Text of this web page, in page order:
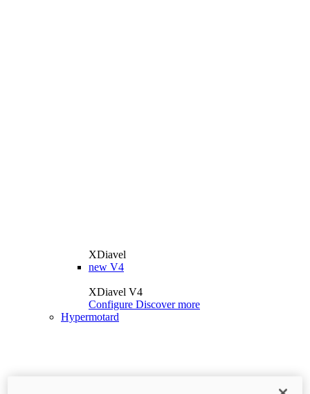
XDiavel
new V4
XDiavel V4
Configure Discover more
Hypermotard